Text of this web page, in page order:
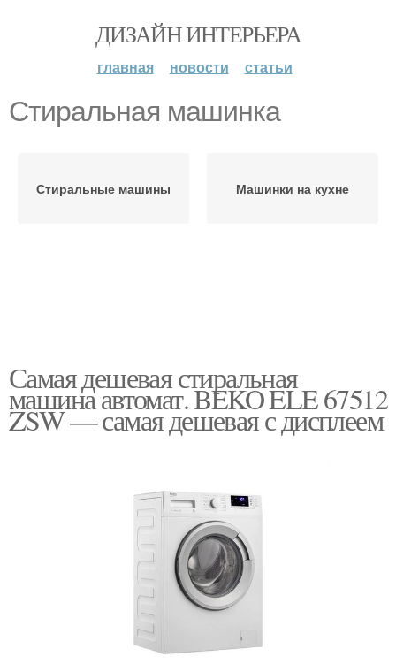
ДИЗАЙН ИНТЕРЬЕРА
главная новости статьи
Стиральная машинка
Стиральные машины Машинки на кухне
Самая дешевая стиральная
машина автомат. BEKO ELE 67512
ZSW — самая дешевая с дисплеем